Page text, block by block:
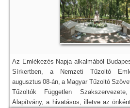
Az Emlékezés Napja alkalmából
Sírkertben, a Nemzeti Tűzoltó
augusztus 08-án, a Magyar Tűzoltó
Tűzoltók Független
Alapítvány, a hivatásos, illetve az